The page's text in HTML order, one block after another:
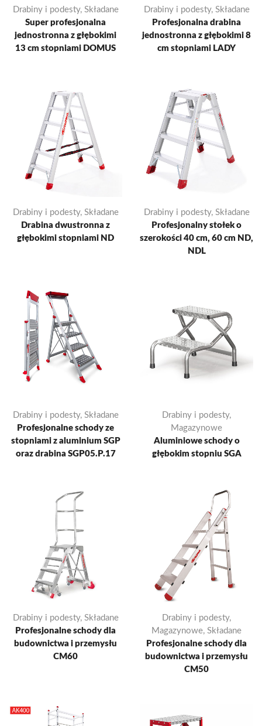
Drabiny i podesty, Składane
Super profesjonalna
jednostronna z głębokimi
13 cm stopniami DOMUS
Drabiny i podesty, Składane
Profesjonalna drabina
jednostronna z głębokimi 8
cm stopniami LADY
Drabiny i podesty, Składane
Drabina dwustronna z
głębokimi stopniami ND
Drabiny i podesty, Składane
Profesjonalny stołek o
szerokości 40 cm, 60 cm ND,
NDL
Drabiny i podesty, Składane
Profesjonalne schody ze
stopniami z aluminium SGP
oraz drabina SGP05.P.17
Drabiny i podesty,
Magazynowe
Aluminiowe schody o
głębokim stopniu SGA
Drabiny i podesty, Składane
Profesjonalne schody dla
budownictwa i przemysłu
CM60
Drabiny i podesty,
Magazynowe, Składane
Profesjonalne schody dla
budownictwa i przemysłu
CM50